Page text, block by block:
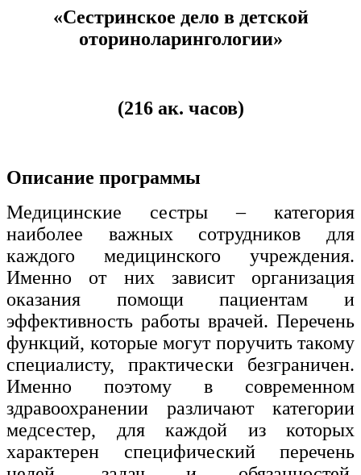
Культура и спорт
информативно-библиотечное дело
Управление в технических системах
Ветеринария и зоотехника
Подготовка к периодической
аккредитации
Основные Услуги
Дополнительные Услуги
«Сестринское дело в детской
оториноларингологии»
(216 ак. часов)
Описание программы
Медицинские сестры – категория
наиболее важных сотрудников для
каждого медицинского учреждения.
Именно от них зависит организация
оказания помощи пациентам и
эффективность работы врачей. Перечень
функций, которые могут поручить такому
специалисту, практически безграничен.
Именно поэтому в современном
здравоохранении различают категории
медсестер, для каждой из которых
характерен специфический перечень